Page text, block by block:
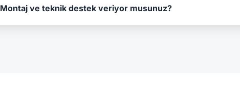
Montaj ve teknik destek veriyor musunuz?